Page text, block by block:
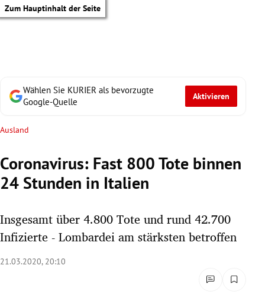
Zum Hauptinhalt der Seite
Wählen Sie KURIER als bevorzugte
Google-Quelle
Aktivieren
Ausland
Coronavirus: Fast 800 Tote binnen
24 Stunden in Italien
Insgesamt über 4.800 Tote und rund 42.700
Infizierte - Lombardei am stärksten betroffen
21.03.2020, 20:10